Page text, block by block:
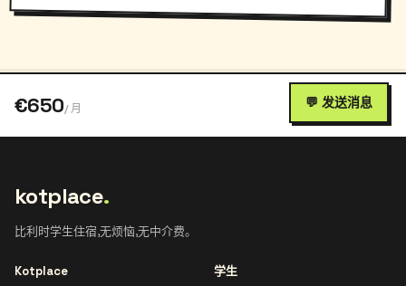
€650/ 月 💬 发送消息
kotplace.
比利时学生住宿,无烦恼,无中介费。
Kotplace
学生